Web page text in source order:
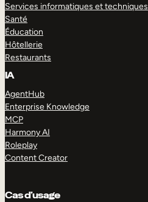
Services informatiques et techniques
Santé
Éducation
Hôtellerie
Restaurants
IA
AgentHub
Enterprise Knowledge
MCP
Harmony AI
Roleplay
Content Creator
Cas d’usage